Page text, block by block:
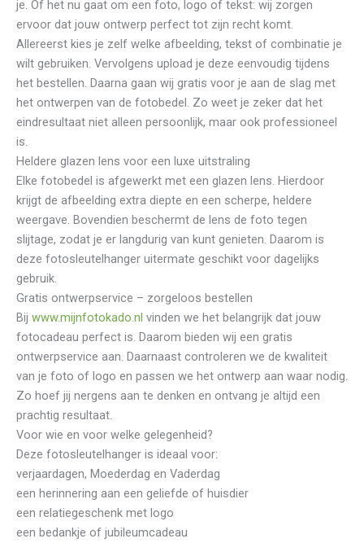
je. Of het nu gaat om een foto, logo of tekst: wij zorgen
ervoor dat jouw ontwerp perfect tot zijn recht komt.
Allereerst kies je zelf welke afbeelding, tekst of combinatie je
wilt gebruiken. Vervolgens upload je deze eenvoudig tijdens
het bestellen. Daarna gaan wij gratis voor je aan de slag met
het ontwerpen van de fotobedel. Zo weet je zeker dat het
eindresultaat niet alleen persoonlijk, maar ook professioneel
is.
Heldere glazen lens voor een luxe uitstraling
Elke fotobedel is afgewerkt met een glazen lens. Hierdoor
krijgt de afbeelding extra diepte en een scherpe, heldere
weergave. Bovendien beschermt de lens de foto tegen
slijtage, zodat je er langdurig van kunt genieten. Daarom is
deze fotosleutelhanger uitermate geschikt voor dagelijks
gebruik.
Gratis ontwerpservice – zorgeloos bestellen
Bij www.mijnfotokado.nl vinden we het belangrijk dat jouw
fotocadeau perfect is. Daarom bieden wij een gratis
ontwerpservice aan. Daarnaast controleren we de kwaliteit
van je foto of logo en passen we het ontwerp aan waar nodig.
Zo hoef jij nergens aan te denken en ontvang je altijd een
prachtig resultaat.
Voor wie en voor welke gelegenheid?
Deze fotosleutelhanger is ideaal voor:
verjaardagen, Moederdag en Vaderdag
een herinnering aan een geliefde of huisdier
een relatiegeschenk met logo
een bedankje of jubileumcadeau